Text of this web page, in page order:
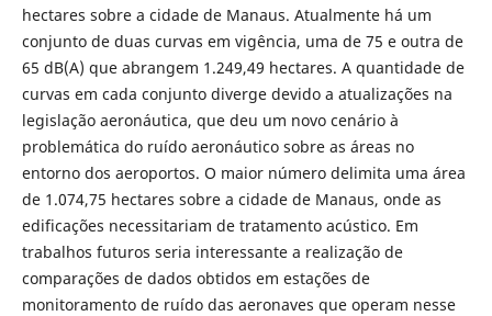
hectares sobre a cidade de Manaus. Atualmente há um
conjunto de duas curvas em vigência, uma de 75 e outra de
65 dB(A) que abrangem 1.249,49 hectares. A quantidade de
curvas em cada conjunto diverge devido a atualizações na
legislação aeronáutica, que deu um novo cenário à
problemática do ruído aeronáutico sobre as áreas no
entorno dos aeroportos. O maior número delimita uma área
de 1.074,75 hectares sobre a cidade de Manaus, onde as
edificações necessitariam de tratamento acústico. Em
trabalhos futuros seria interessante a realização de
comparações de dados obtidos em estações de
monitoramento de ruído das aeronaves que operam nesse